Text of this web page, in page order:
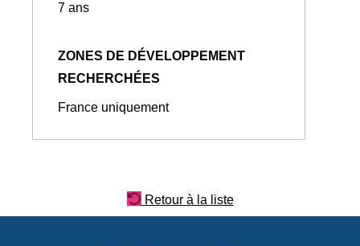
7 ans
ZONES DE DÉVELOPPEMENT
RECHERCHÉES
France uniquement
Retour à la liste